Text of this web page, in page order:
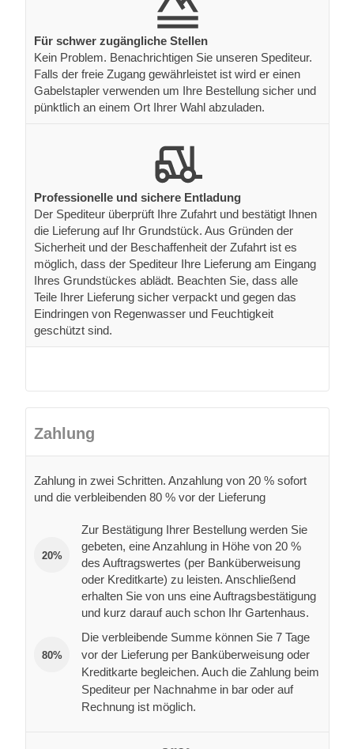
Für schwer zugängliche Stellen
Kein Problem. Benachrichtigen Sie unseren Spediteur.
Falls der freie Zugang gewährleistet ist wird er einen
Gabelstapler verwenden um Ihre Bestellung sicher und
pünktlich an einem Ort Ihrer Wahl abzuladen.
Professionelle und sichere Entladung
Der Spediteur überprüft Ihre Zufahrt und bestätigt Ihnen
die Lieferung auf Ihr Grundstück. Aus Gründen der
Sicherheit und der Beschaffenheit der Zufahrt ist es
möglich, dass der Spediteur Ihre Lieferung am Eingang
Ihres Grundstückes ablädt. Beachten Sie, dass alle
Teile Ihrer Lieferung sicher verpackt und gegen das
Eindringen von Regenwasser und Feuchtigkeit
geschützt sind.
Zahlung
Zahlung in zwei Schritten. Anzahlung von 20 % sofort
und die verbleibenden 80 % vor der Lieferung
20%
Zur Bestätigung Ihrer Bestellung werden Sie
gebeten, eine Anzahlung in Höhe von 20 %
des Auftragswertes (per Banküberweisung
oder Kreditkarte) zu leisten. Anschließend
erhalten Sie von uns eine Auftragsbestätigung
und kurz darauf auch schon Ihr Gartenhaus.
80%
Die verbleibende Summe können Sie 7 Tage
vor der Lieferung per Banküberweisung oder
Kreditkarte begleichen. Auch die Zahlung beim
Spediteur per Nachnahme in bar oder auf
Rechnung ist möglich.